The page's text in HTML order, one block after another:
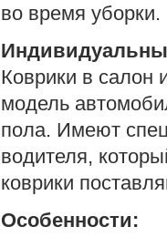
во время уборки.
Коврики в салон
модель
пола. Имеют
водителя,
коврики
Особенности: